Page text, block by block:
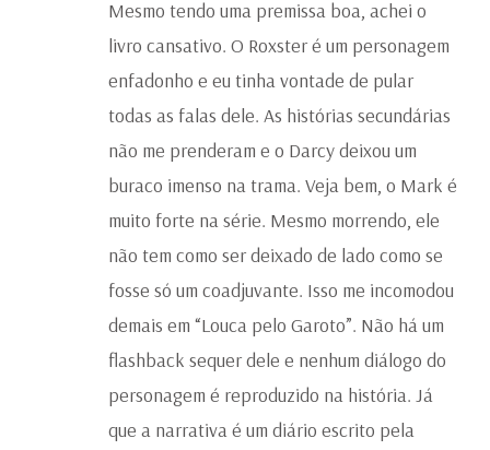
Mesmo tendo uma premissa boa, achei o
livro cansativo. O Roxster é um personagem
enfadonho e eu tinha vontade de pular
todas as falas dele. As histórias secundárias
não me prenderam e o Darcy deixou um
buraco imenso na trama. Veja bem, o Mark é
muito forte na série. Mesmo morrendo, ele
não tem como ser deixado de lado como se
fosse só um coadjuvante. Isso me incomodou
demais em “Louca pelo Garoto”. Não há um
flashback sequer dele e nenhum diálogo do
personagem é reproduzido na história. Já
que a narrativa é um diário escrito pela